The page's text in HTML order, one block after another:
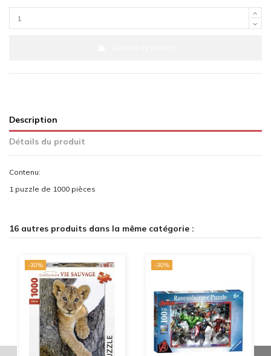
Description
Détails du produit
Contenu:
1 puzzle de 1000 pièces
16 autres produits dans la même catégorie :
-30% -30%